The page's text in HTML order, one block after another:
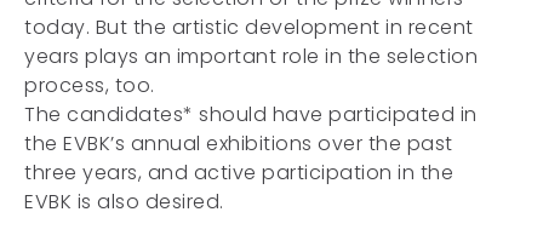
today. But the artistic development in recent
years plays an important role in the selection
process, too.
The candidates* should have participated in
the EVBK’s annual exhibitions over the past
three years, and active participation in the
EVBK is also desired.